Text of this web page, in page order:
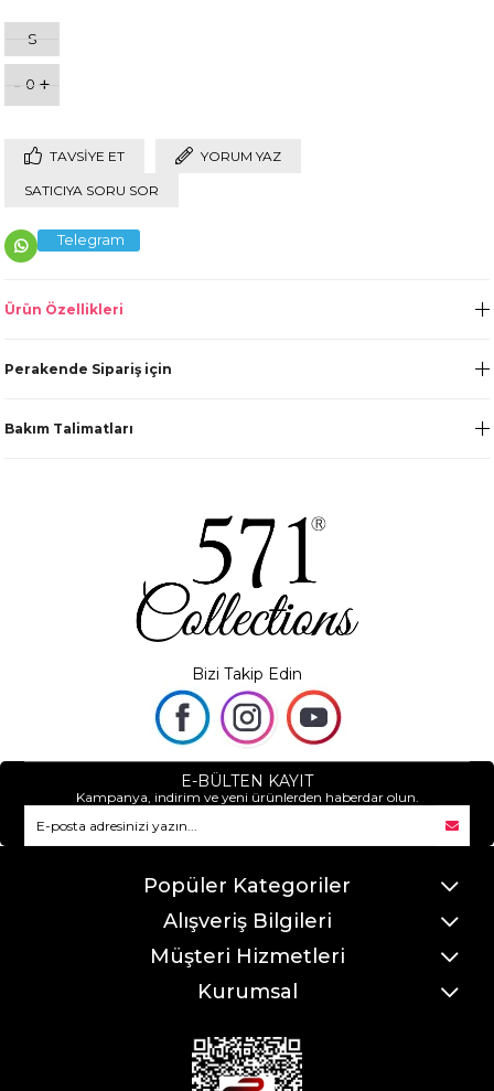
S
- 0 +
TAVSIYE ET YORUM YAZ
SATICIYA SORU SOR
Telegram
Ürün Özellikleri
Perakende Sipariş için
Bakım Talimatları
Bizi Takip Edin
E-BÜLTEN KAYIT
Kampanya, indirim ve yeni ürünlerden haberdar olun.
Popüler Kategoriler
Alışveriş Bilgileri
Müşteri Hizmetleri
Kurumsal